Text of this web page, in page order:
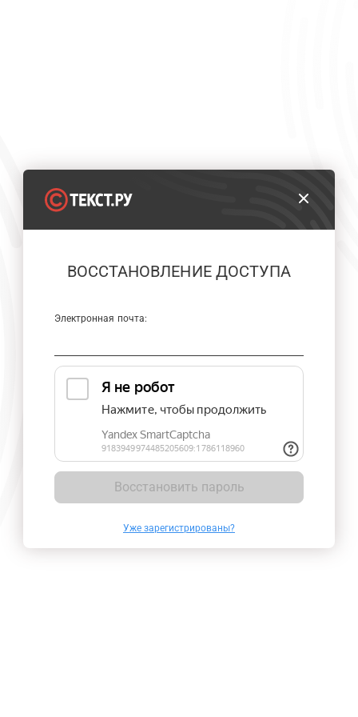
ВОССТАНОВЛЕНИЕ ДОСТУПА
Электронная почта:
Восстановить пароль
Уже зарегистрированы?